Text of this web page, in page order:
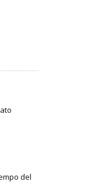
del